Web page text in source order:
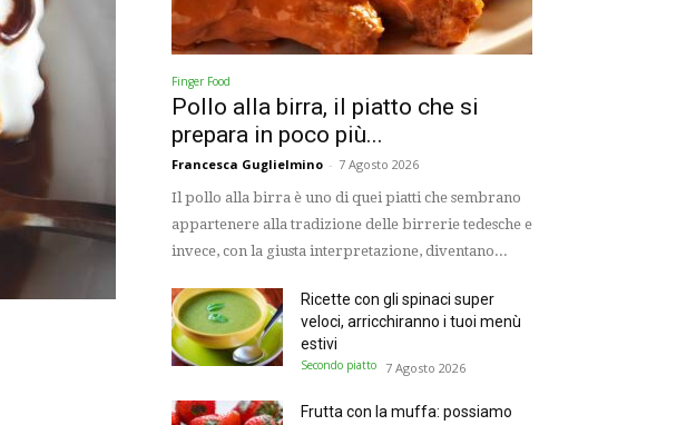
Finger Food
Pollo alla birra, il piatto che si
prepara in poco più...
Francesca Guglielmino - 7 Agosto 2026
Il pollo alla birra è uno di quei piatti che sembrano
appartenere alla tradizione delle birrerie tedesche e
invece, con la giusta interpretazione, diventano...
Ricette con gli spinaci super
veloci, arricchiranno i tuoi menù
estivi
Secondo piatto 7 Agosto 2026
Frutta con la muffa: possiamo